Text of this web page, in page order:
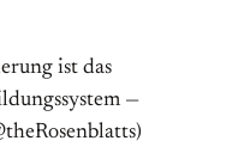
ist das
—